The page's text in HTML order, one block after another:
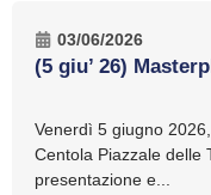
03/06/2026
(5 giu’ 26)
Venerdì 5 giugno
Centola Piazzale delle
presentazione e...